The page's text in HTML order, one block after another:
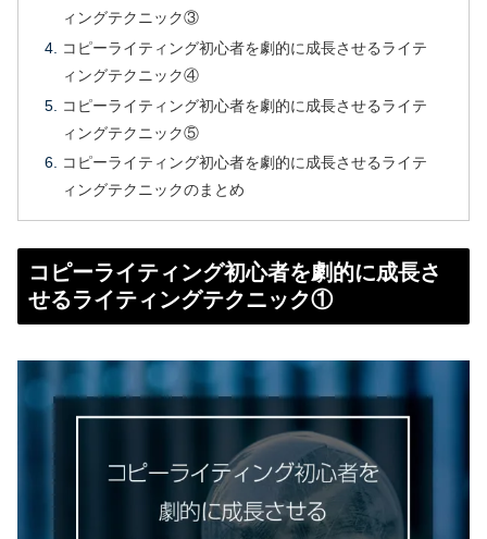
ィングテクニック③
コピーライティング初心者を劇的に成長させるライテ
ィングテクニック④
コピーライティング初心者を劇的に成長させるライテ
ィングテクニック⑤
コピーライティング初心者を劇的に成長させるライテ
ィングテクニックのまとめ
コピーライティング初心者を劇的に成長さ
せるライティングテクニック①